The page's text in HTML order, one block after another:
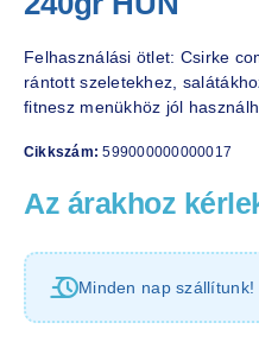
Felhasználási ötlet: Csirke
rántott szeletekhez,
fitnesz menükhöz jól
Cikkszám:599000000000017
Az árakhoz
Minden nap szállítunk!